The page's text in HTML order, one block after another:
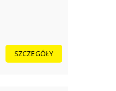
SZCZEGÓŁY